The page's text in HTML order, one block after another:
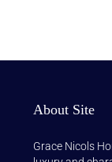
About Site
Grace Nicols